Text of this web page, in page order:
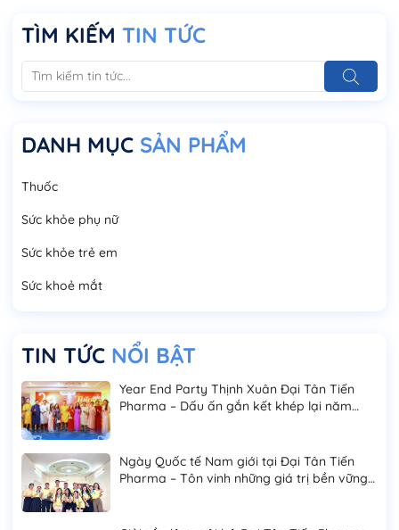
TÌM KIẾM TIN TỨC
DANH MỤC SẢN PHẨM
Thuốc
Sức khỏe phụ nữ
Sức khỏe trẻ em
Sức khoẻ mắt
TIN TỨC NỔI BẬT
Year End Party Thịnh Xuân Đại Tân Tiến
Pharma – Dấu ấn gắn kết khép lại năm
Ngày Quốc tế Nam giới tại Đại Tân Tiến
Pharma – Tôn vinh những giá trị bền vững